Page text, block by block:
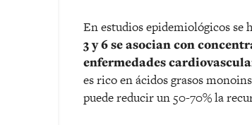
En estudios epidemiológicos se
3 y 6 se asocian con
enfermedades
es rico en ácidos grasos
puede reducir un 50-70% la